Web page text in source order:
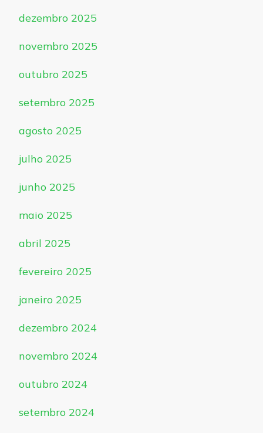
dezembro 2025
novembro 2025
outubro 2025
setembro 2025
agosto 2025
julho 2025
junho 2025
maio 2025
abril 2025
fevereiro 2025
janeiro 2025
dezembro 2024
novembro 2024
outubro 2024
setembro 2024